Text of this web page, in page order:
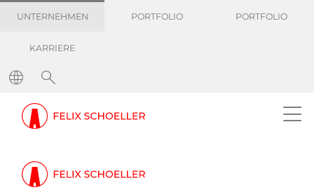
UNTERNEHMEN PORTFOLIO PORTFOLIO
KARRIERE